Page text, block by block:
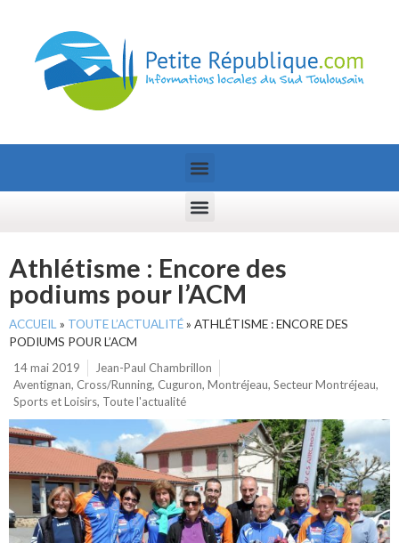
Athlétisme : Encore des
podiums pour l’ACM
ACCUEIL » TOUTE L’ACTUALITÉ» ATHLÉTISME : ENCORE DES
PODIUMS POUR L’ACM
14 mai 2019
Jean-Paul Chambrillon
Aventignan, Cross/Running, Cuguron, Montréjeau, Secteur Montréjeau,
Sports et Loisirs, Toute l'actualité